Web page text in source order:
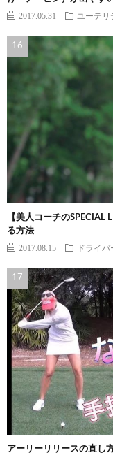
2017.05.31 ユーテリ
【美人コーチのSPECIAL
る方法
2017.08.15 ドライ
アーリーリリースの直し